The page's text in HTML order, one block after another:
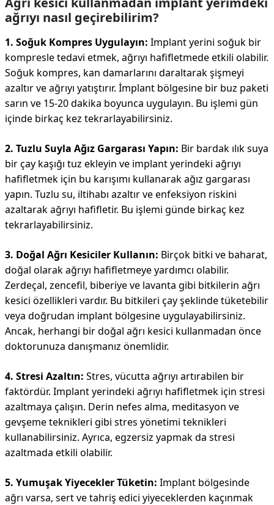
ağrıyı nasıl geçirebilirim?
1. Soğuk Kompres Uygulayın: Implant yerini soğuk bir
kompresle tedavi etmek, ağrıyı hafifletmede etkili olabilir.
Soğuk kompres, kan damarlarını daraltarak şişmeyi
azaltır ve ağrıyı yatıştırır. İmplant bölgesine bir buz paketi
sarın ve 15-20 dakika boyunca uygulayın. Bu işlemi gün
içinde birkaç kez tekrarlayabilirsiniz.
2. Tuzlu Suyla Ağız Gargarası Yapın: Bir bardak ılık suya
bir çay kaşığı tuz ekleyin ve implant yerindeki ağrıyı
hafifletmek için bu karışımı kullanarak ağız gargarası
yapın. Tuzlu su, iltihabı azaltır ve enfeksiyon riskini
azaltarak ağrıyı hafifletir. Bu işlemi günde birkaç kez
tekrarlayabilirsiniz.
3. Doğal Ağrı Kesiciler Kullanın: Birçok bitki ve baharat,
doğal olarak ağrıyı hafifletmeye yardımcı olabilir.
Zerdeçal, zencefil, biberiye ve lavanta gibi bitkilerin ağrı
kesici özellikleri vardır. Bu bitkileri çay şeklinde tüketebilir
veya doğrudan implant bölgesine uygulayabilirsiniz.
Ancak, herhangi bir doğal ağrı kesici kullanmadan önce
doktorunuza danışmanız önemlidir.
4. Stresi Azaltın: Stres, vücutta ağrıyı artırabilen bir
faktördür. Implant yerindeki ağrıyı hafifletmek için stresi
azaltmaya çalışın. Derin nefes alma, meditasyon ve
gevşeme teknikleri gibi stres yönetimi teknikleri
kullanabilirsiniz. Ayrıca, egzersiz yapmak da stresi
azaltmada etkili olabilir.
5. Yumuşak Yiyecekler Tüketin: Implant bölgesinde
ağrı varsa, sert ve tahriş edici yiyeceklerden kaçınmak